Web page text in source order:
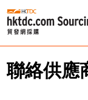
聯絡供應